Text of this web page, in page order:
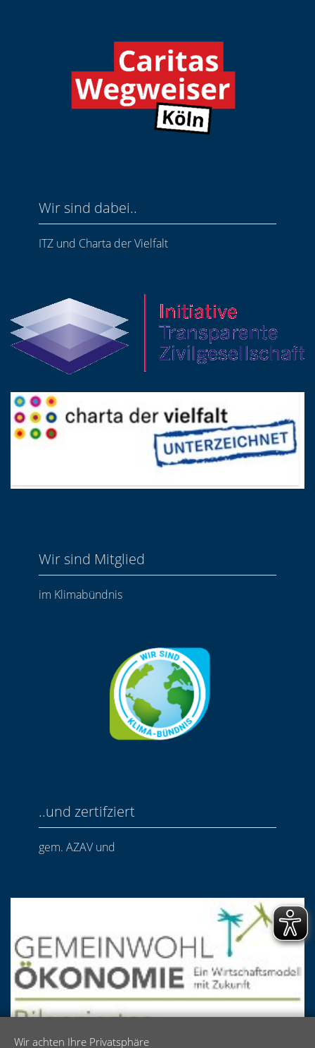
Wir achten Ihre Privatsphäre
Wir sind dabei..
ITZ und Charta der Vielfalt
Wir sind Mitglied
im Klimabündnis
..und zertifziert
gem. AZAV und